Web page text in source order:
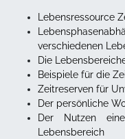
Lebensressource
verschiedenen
Die
Beispiele für die
Zeitreserven für
Der persönliche
Der Nutzen
Lebensbereich